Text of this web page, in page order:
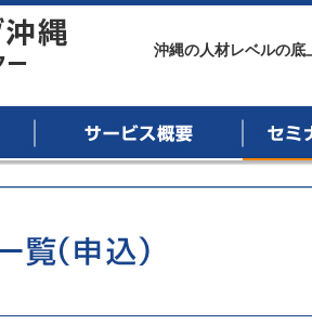
沖縄の人材レベルの底